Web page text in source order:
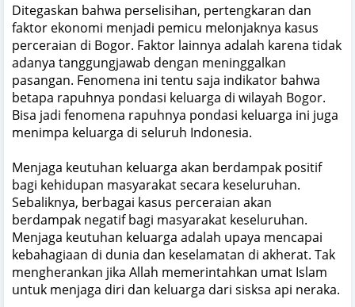
Ditegaskan bahwa perselisihan, pertengkaran dan
faktor ekonomi menjadi pemicu melonjaknya kasus
perceraian di Bogor. Faktor lainnya adalah karena tidak
adanya tanggungjawab dengan meninggalkan
pasangan. Fenomena ini tentu saja indikator bahwa
betapa rapuhnya pondasi keluarga di wilayah Bogor.
Bisa jadi fenomena rapuhnya pondasi keluarga ini juga
menimpa keluarga di seluruh Indonesia.
Menjaga keutuhan keluarga akan berdampak positif
bagi kehidupan masyarakat secara keseluruhan.
Sebaliknya, berbagai kasus perceraian akan
berdampak negatif bagi masyarakat keseluruhan.
Menjaga keutuhan keluarga adalah upaya mencapai
kebahagiaan di dunia dan keselamatan di akherat. Tak
mengherankan jika Allah memerintahkan umat Islam
untuk menjaga diri dan keluarga dari sisksa api neraka.